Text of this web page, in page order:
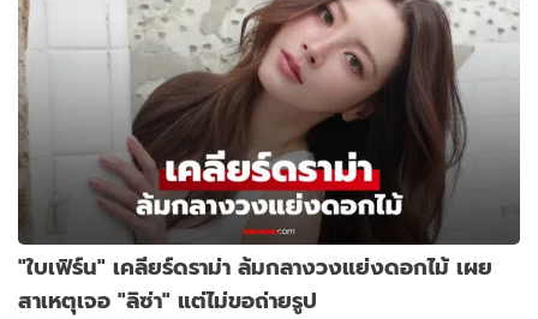
"ใบเฟิร์น" เคลียร์ดราม่า ล้มกลางวงแย่งดอกไม้ เผย
สาเหตุเจอ "ลิซ่า" แต่ไม่ขอถ่ายรูป